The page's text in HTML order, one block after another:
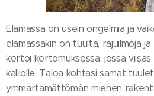
Elämässä on usein ongelmia ja
elämässäkin on tuulta, rajuilmoja
kertoi kertomuksessa, jossa
kalliolle. Taloa kohtasi samat
ymmärtämättömän miehen